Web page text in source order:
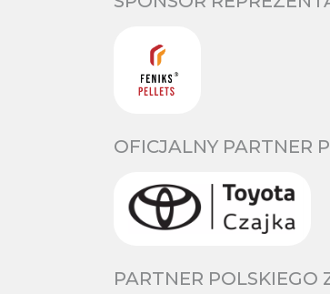
OFICJALNY PARTNER
PARTNER